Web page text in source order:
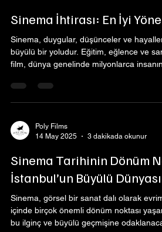
Sinema İhtirası: En İyi
Sinema, duygular, düşünceler ve
büyülü bir yoludur. Eğitim, eğlence ve
film, dünya genelinde milyonlarca
yaratıcı dahi yönetmenlerdir. Bu
unutulmaz filmleri ile İstanbul’daki
Poly Films
14 May 2025
3 dakikada okunur
Sinema Tarihinin Dönüm
İstanbul’un Büyülü Dünyası
Sinema, görsel bir sanat dalı olarak
içinde birçok önemli dönüm noktası
bu ilginç ve büyülü geçmişine